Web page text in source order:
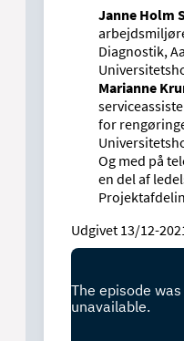
Janne Holm
Diagnostik,
Marianne
for
Og med på
en del af
Udgivet 13/12-